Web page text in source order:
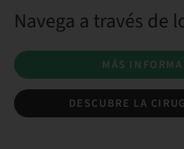
Navega a través de
MÁS
DESCUBRE LA